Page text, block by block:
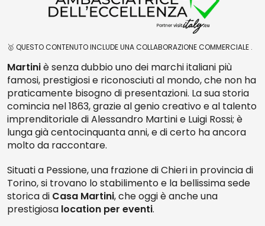
🥇 QUESTO CONTENUTO INCLUDE UNA COLLABORAZIONE COMMERCIALE .
Martiniè senza dubbio uno dei marchi italiani più
famosi, prestigiosi e riconosciuti al mondo, che non ha
praticamente bisogno di presentazioni. La sua storia
comincia nel 1863, grazie al genio creativo e al talento
imprenditoriale di Alessandro Martini e Luigi Rossi; è
lunga già centocinquanta anni, e di certo ha ancora
molto da raccontare.
Situati a Pessione, una frazione di Chieri in provincia di
Torino, si trovano lo stabilimento e la bellissima sede
storica di Casa Martini, che oggi è anche una
prestigiosa location per eventi.